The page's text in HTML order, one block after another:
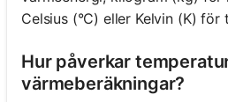
Celsius (°C) eller Kelvin (K) för
Hur påverkar
värmeberäkningar?